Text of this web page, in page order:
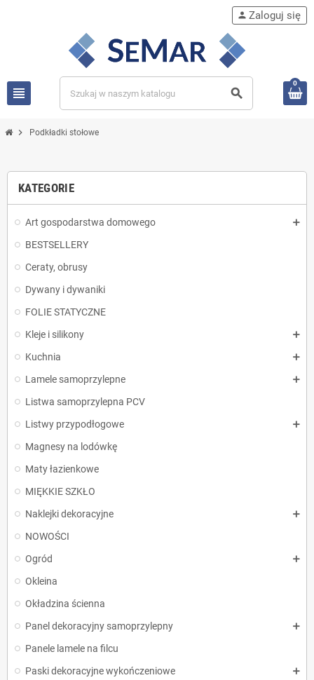
view_headline search
person Zaloguj się
0
chevron_right Podkładki stołowe
KATEGORIE
Art gospodarstwa domowego
BESTSELLERY
Ceraty, obrusy
Dywany i dywaniki
FOLIE STATYCZNE
Kleje i silikony
Kuchnia
Lamele samoprzylepne
Listwa samoprzylepna PCV
Listwy przypodłogowe
Magnesy na lodówkę
Maty łazienkowe
MIĘKKIE SZKŁO
Naklejki dekoracyjne
NOWOŚCI
Ogród
Okleina
Okładzina ścienna
Panel dekoracyjny samoprzylepny
Panele lamele na filcu
Paski dekoracyjne wykończeniowe